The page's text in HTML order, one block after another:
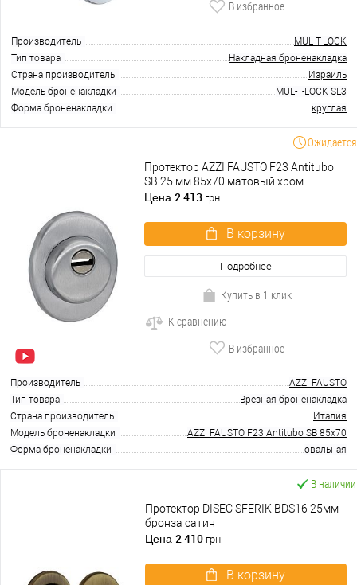
В избранное
Производитель
MUL-T-LOCK
Тип товара
Накладная броненакладка
Страна производитель
Израиль
Модель броненакладки
MUL-T-LOCK SL3
Форма броненакладки
круглая
Ожидается
Протектор AZZI FAUSTO F23 Antitubo
SB 25 мм 85х70 матовый хром
Цена 2 413 грн.
В корзину
Подробнее
Купить в 1 клик
К сравнению
В избранное
Производитель
AZZI FAUSTO
Тип товара
Врезная броненакладка
Страна производитель
Италия
Модель броненакладки
AZZI FAUSTO F23 Antitubo SB 85x70
Форма броненакладки
овальная
В наличии
Протектор DISEC SFERIK BDS16 25мм
бронза сатин
Цена 2 410 грн.
В корзину